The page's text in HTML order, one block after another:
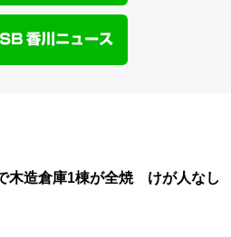
木造倉庫1棟が全焼 けが人なし